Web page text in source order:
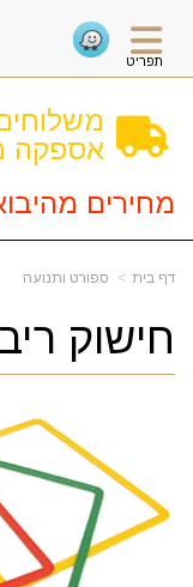
תפריט
אספקה
מחירים
דף בית ספורט ותנועה
חישוק